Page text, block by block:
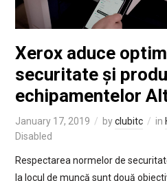
Xerox aduce
securitate și
echipamentelor
January 17, 2019 byclubitc in
Disabled
Respectarea normelor de
la locul de muncă sunt două